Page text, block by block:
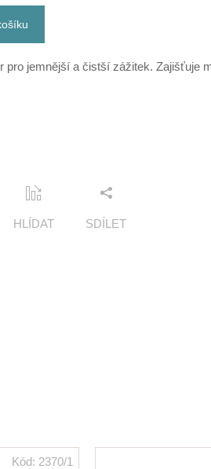
pro jemnější a čistší zážitek. Zajišťuje
HLÍDAT SDÍLET
Kód: 2370/1